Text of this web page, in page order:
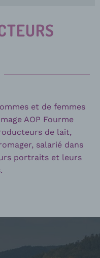
et de femmes
AOP Fourme
de lait,
salarié dans
portraits et leurs